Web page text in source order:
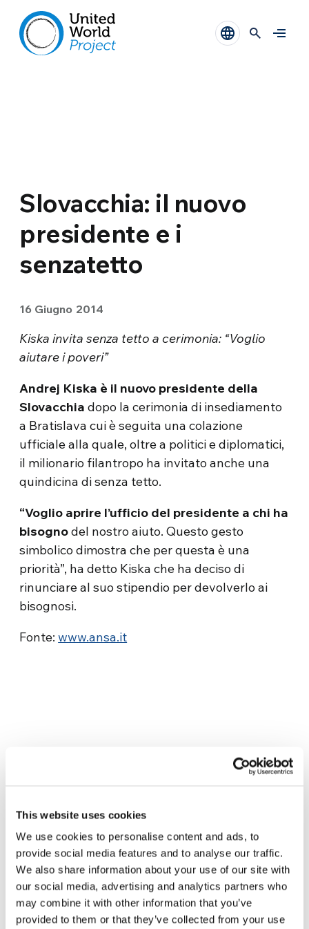
This website uses cookies
We use cookies to personalise content and ads, to
provide social media features and to analyse our traffic.
We also share information about your use of our site with
our social media, advertising and analytics partners who
may combine it with other information that you’ve
provided to them or that they’ve collected from your use
Slovacchia: il nuovo
presidente e i
senzatetto
16 Giugno 2014
Kiska invita senza tetto a cerimonia: “Voglio
aiutare i poveri”
Andrej Kiska è il nuovo presidente della
Slovacchia dopo la cerimonia di insediamento
a Bratislava cui è seguita una colazione
ufficiale alla quale, oltre a politici e diplomatici,
il milionario filantropo ha invitato anche una
quindicina di senza tetto.
“Voglio aprire l’ufficio del presidente a chi ha
bisognodel nostro aiuto. Questo gesto
simbolico dimostra che per questa è una
priorità”, ha detto Kiska che ha deciso di
rinunciare al suo stipendio per devolverlo ai
bisognosi.
Fonte:www.ansa.it
Related News
Dal Sud America tre storie di
Ecologia, sport e salute
30 Luglio 2026